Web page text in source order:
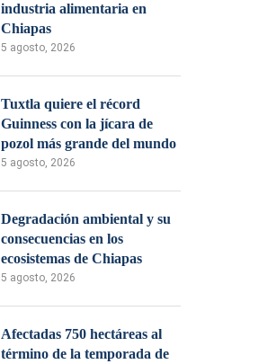
industria alimentaria en
Chiapas
5 agosto, 2026
Tuxtla quiere el récord
Guinness con la jícara de
pozol más grande del mundo
5 agosto, 2026
Degradación ambiental y su
consecuencias en los
ecosistemas de Chiapas
5 agosto, 2026
Afectadas 750 hectáreas al
término de la temporada de